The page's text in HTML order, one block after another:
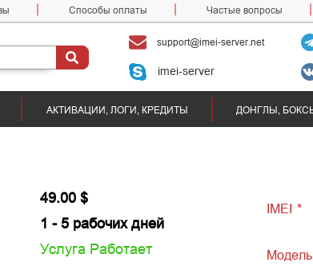
Способы оплаты Частые вопросы
support@imei-server.net
imei-server
АКТИВАЦИИ, ЛОГИ, КРЕДИТЫ ДОНГЛЫ,
49.00 $
1 - 5 рабочих дней
Услуга Работает
IMEI *
Модель